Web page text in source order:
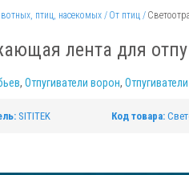
птиц, насекомых От птиц
лента для
, Отпугиватели ворон,
SITITEK Код товара: